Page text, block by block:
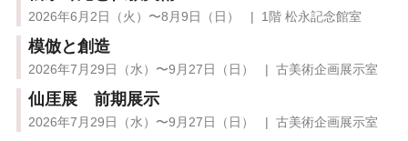
2026年6月2日（火）〜8月9日（日） | 1階 松永記念館室
模倣と創造
2026年7月29日（水）〜9月27日（日） | 古美術企画展示室
仙厓展 前期展示
2026年7月29日（水）〜9月27日（日） | 古美術企画展示室